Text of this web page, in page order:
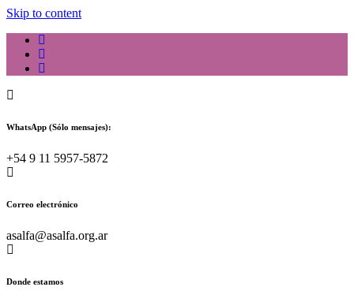
Skip to content
WhatsApp (Sólo mensajes):
+54 9 11 5957-5872
Correo electrónico
asalfa@asalfa.org.ar
Donde estamos